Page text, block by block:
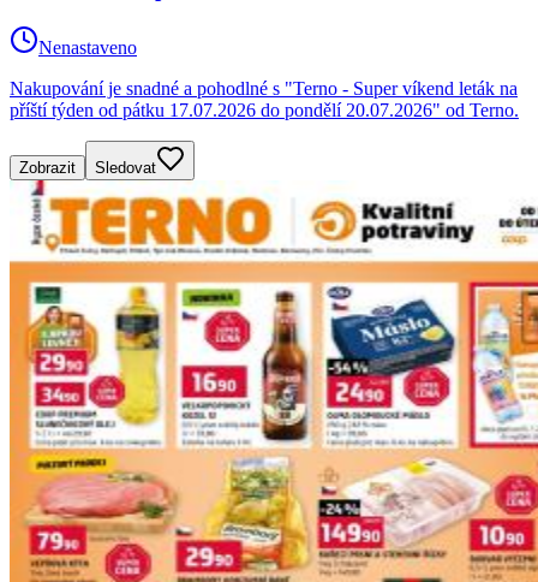
Nenastaveno
Nakupování je snadné a pohodlné s "Terno - Super víkend leták na
příští týden od pátku 17.07.2026 do pondělí 20.07.2026" od Terno.
Zobrazit Sledovat